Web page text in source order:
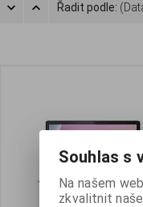
Řadit podle:
Souhlas s
Na našem
zkvalitnit